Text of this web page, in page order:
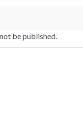
be published.